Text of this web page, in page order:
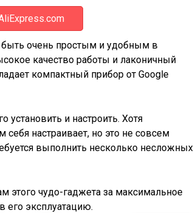
очень простым и удобным в
качество работы и лаконичный
компактный прибор от Google
установить и настроить. Хотя
себя настраивает, но это не совсем
выполнить несколько несложных
этого чудо-гаджета за максимальное
его эксплуатацию.